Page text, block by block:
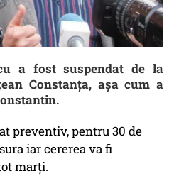
a fost suspendat de la
Constanța, așa cum a
preventiv, pentru 30 de
iar cererea va fi
marți.